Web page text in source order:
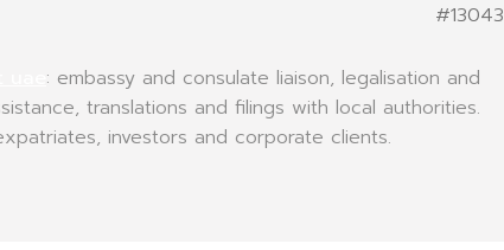
#13043
: embassy and consulate liaison, legalisation and
translations and filings with local authorities.
investors and corporate clients.